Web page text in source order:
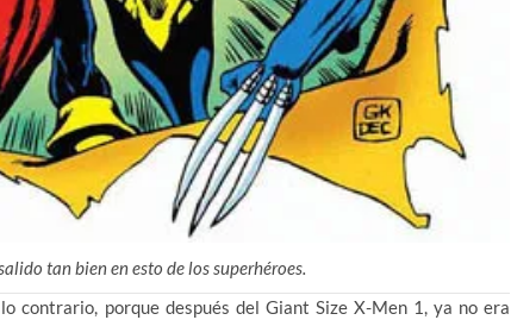
tan bien en esto de los superhéroes.
contrario, porque después del Giant Size X-Men 1, ya no era